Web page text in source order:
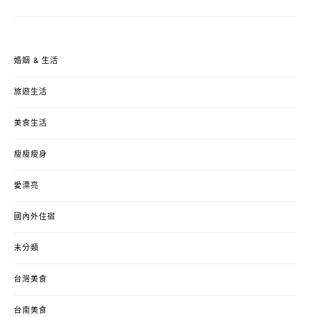
婚姻 & 生活
旅遊生活
美食生活
瘦瘦瘦身
愛漂亮
國內外住宿
未分類
台灣美食
台南美食